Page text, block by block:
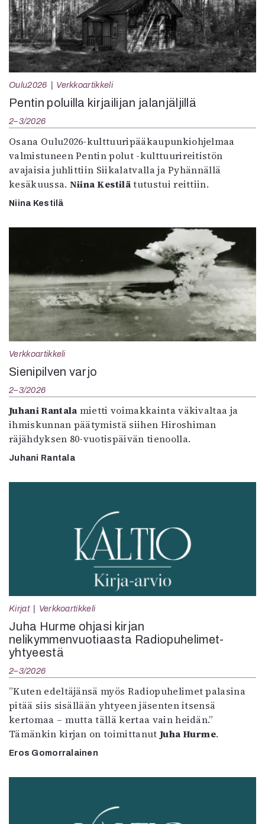
Oulu2026 Verkkoartikkeli
Pentin poluilla kirjailijan jalanjäljillä
2–3/2026
Osana Oulu2026-kulttuuripääkaupunkiohjelmaa
valmistuneen Pentin polut -kulttuurireitistön
avajaisia juhlittiin Siikalatvalla ja Pyhännällä
kesäkuussa. Niina Kestilätutustui reittiin.
Niina Kestilä
Verkkoartikkeli
Sienipilven varjo
2–3/2026
Juhani Rantala mietti voimakkainta väkivaltaa ja
ihmiskunnan päätymistä siihen Hiroshiman
räjähdyksen 80-vuotispäivän tienoolla.
Juhani Rantala
Kirjat Verkkoartikkeli
Juha Hurme ohjasi kirjan
nelikymmenvuotiaasta Radiopuhelimet-
yhtyeestä
2–3/2026
”Kuten edeltäjänsä myös Radiopuhelimet palasina
pitää siis sisällään yhtyeen jäsenten itsensä
kertomaa – mutta tällä kertaa vain heidän.”
Tämänkin kirjan on toimittanut Juha Hurme.
Eros Gomorralainen